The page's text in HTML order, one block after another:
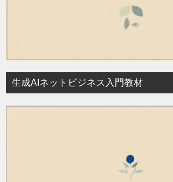
生成AIネットビジネス入門教材